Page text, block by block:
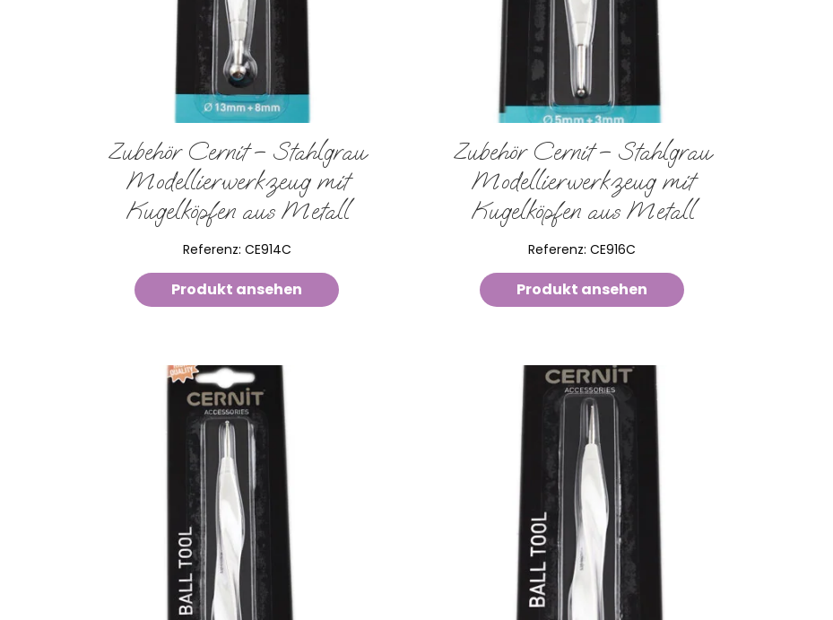
Zubehör Cernit – Stahlgrau
Modellierwerkzeug mit
Kugelköpfen aus Metall
Referenz: CE914C
Produkt ansehen
Zubehör Cernit – Stahlgrau
Modellierwerkzeug mit
Kugelköpfen aus Metall
Referenz:CE916C
Produkt ansehen